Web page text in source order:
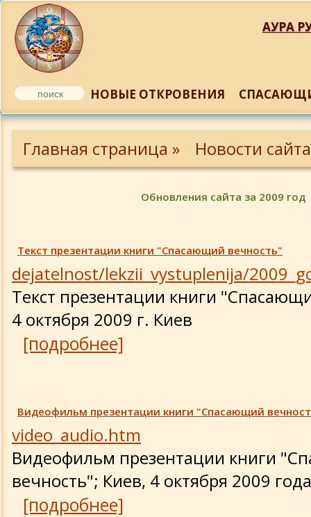
АУРА
НОВЫЕ ОТКРОВЕНИЯ
Главная страница » Новости
Обновления сайта за 2009 год
Текст презентации книги "Спасающий вечность"
dejatelnost/lekzii_vystuplenija/
Текст презентации книги
4 октября 2009 г. Киев
[подробнее]
Видеофильм презентации книги "Спасающий
video_audio.htm
Видеофильм презентации книги
вечность"; Киев, 4 октября 2009 года
[подробнее]
Обновления 2014 года
Обновления 2013 года
Обновления 2012 года
Обновления 2011 года
Обновления 2011 года
Обновления 2010 года
Обновления 2008 года
Обновления 2007 года
Обновления 2006 года